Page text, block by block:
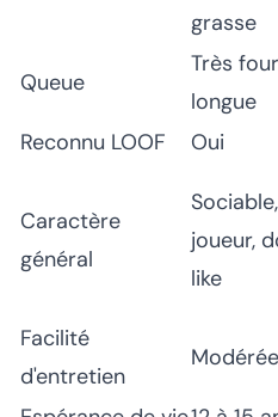
grasse
Queue
Très
longue
Reconnu LOOF Oui
Caractère
général
Sociable,
joueur,
like
Facilité
d'entretien
Modérée